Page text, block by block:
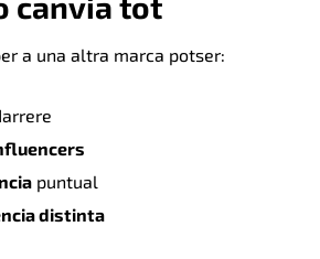
a una altra marca potser:
puntual
distinta